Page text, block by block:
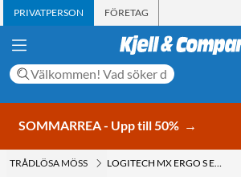
PRIVATPERSON FÖRETAG
SOMMARREA - Upp till 50% →
TRÅDLÖSA MÖSS LOGITECH MX ERGO S ERGONOMISK MUS MED STYRKULA